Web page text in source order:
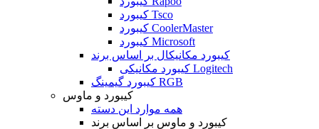
کیبورد Tsco
کیبورد CoolerMaster
کیبورد Microsoft
کیبورد مکانیکال بر اساس برند
کیبورد مکانیکی Logitech
کیبورد گیمینگ RGB
کیبورد و ماوس
همه موارد این دسته
کیبورد و ماوس بر اساس برند